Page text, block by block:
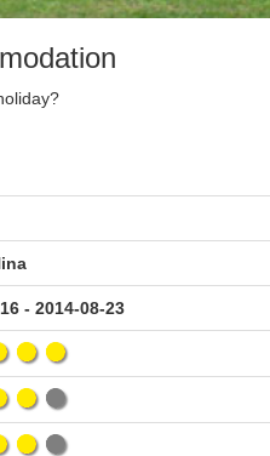
- 2014-08-23